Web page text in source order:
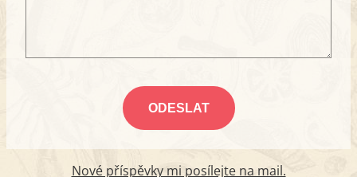
Nové příspěvky mi posílejte na mail.